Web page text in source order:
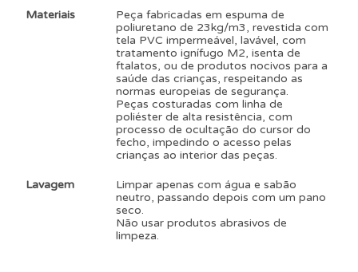
Materiais
Peça fabricadas em espuma de
poliuretano de 23kg/m3, revestida com
tela PVC impermeável, lavável, com
tratamento ignífugo M2, isenta de
ftalatos, ou de produtos nocivos para a
saúde das crianças, respeitando as
normas europeias de segurança.
Peças costuradas com linha de
poliéster de alta resistência, com
processo de ocultação do cursor do
fecho, impedindo o acesso pelas
crianças ao interior das peças.
Lavagem
Limpar apenas com água e sabão
neutro, passando depois com um pano
seco.
Não usar produtos abrasivos de
limpeza.